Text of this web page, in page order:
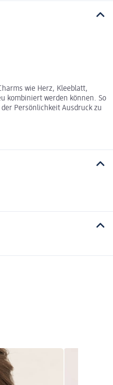
wie Herz, Kleeblatt,
kombiniert werden können. So
Persönlichkeit Ausdruck zu